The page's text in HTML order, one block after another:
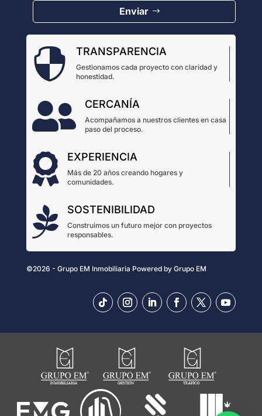
Enviar
 TRANSPARENCIA
Gestionamos cada proyecto con claridad y
honestidad.
 CERCANÍA
Acompañamos a nuestros clientes en casa
paso del proceso.
 EXPERIENCIA
Más de 20 años creando hogares y
comunidades.
 SOSTENIBILIDAD
Construimos un futuro mejor con proyectos
responsables.
©2026 - Grupo EM Inmobiliaria Powered by Grupo EM